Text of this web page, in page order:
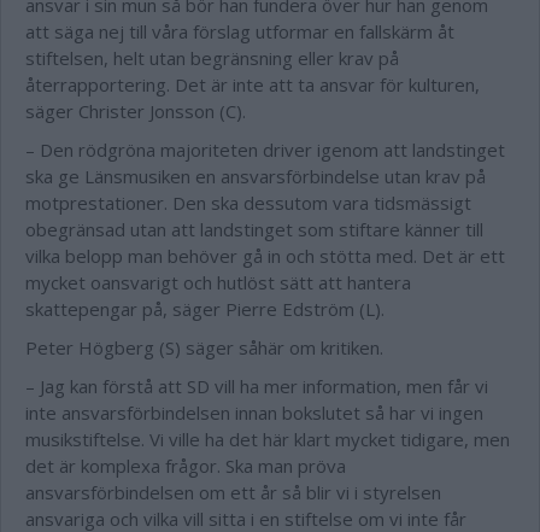
ansvar i sin mun så bör han fundera över hur han genom
att säga nej till våra förslag utformar en fallskärm åt
stiftelsen, helt utan begränsning eller krav på
återrapportering. Det är inte att ta ansvar för kulturen,
säger Christer Jonsson (C).
– Den rödgröna majoriteten driver igenom att landstinget
ska ge Länsmusiken en ansvarsförbindelse utan krav på
motprestationer. Den ska dessutom vara tidsmässigt
obegränsad utan att landstinget som stiftare känner till
vilka belopp man behöver gå in och stötta med. Det är ett
mycket oansvarigt och hutlöst sätt att hantera
skattepengar på, säger Pierre Edström (L).
Peter Högberg (S) säger såhär om kritiken.
– Jag kan förstå att SD vill ha mer information, men får vi
inte ansvarsförbindelsen innan bokslutet så har vi ingen
musikstiftelse. Vi ville ha det här klart mycket tidigare, men
det är komplexa frågor. Ska man pröva
ansvarsförbindelsen om ett år så blir vi i styrelsen
ansvariga och vilka vill sitta i en stiftelse om vi inte får